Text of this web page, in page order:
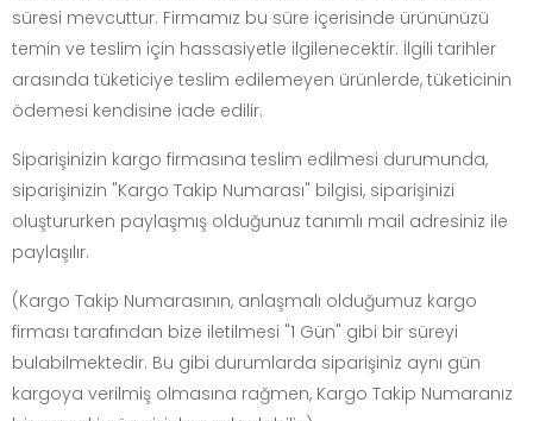
süresi mevcuttur. Firmamız bu süre içerisinde ürününüzü
temin ve teslim için hassasiyetle ilgilenecektir. İlgili tarihler
arasında tüketiciye teslim edilemeyen ürünlerde, tüketicinin
ödemesi kendisine iade edilir.
Siparişinizin kargo firmasına teslim edilmesi durumunda,
siparişinizin "Kargo Takip Numarası" bilgisi, siparişinizi
oluştururken paylaşmış olduğunuz tanımlı mail adresiniz ile
paylaşılır.
(Kargo Takip Numarasının, anlaşmalı olduğumuz kargo
firması tarafından bize iletilmesi "1 Gün" gibi bir süreyi
bulabilmektedir. Bu gibi durumlarda siparişiniz aynı gün
kargoya verilmiş olmasına rağmen, Kargo Takip Numaranız